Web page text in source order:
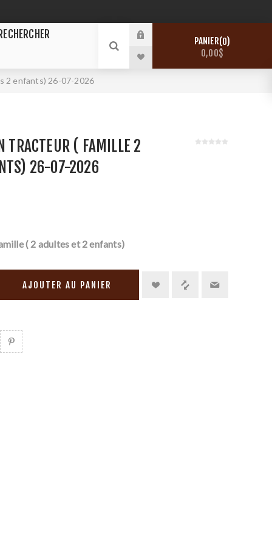
PANIER 0
0,00$
2 enfants) 26-07-2026
TRACTEUR ( FAMILLE 2
26-07-2026
( 2 adultes et 2 enfants)